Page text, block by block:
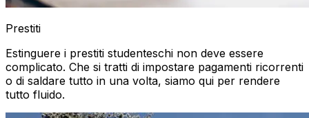
Prestiti
Estinguere i prestiti studenteschi non deve essere
complicato. Che si tratti di impostare pagamenti ricorrenti
o di saldare tutto in una volta, siamo qui per rendere
tutto fluido.